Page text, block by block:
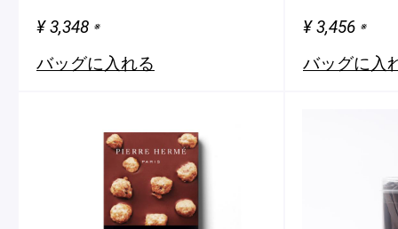
¥ 3,348 ※
バッグに入れる
¥ 3,456 ※
バッグに入